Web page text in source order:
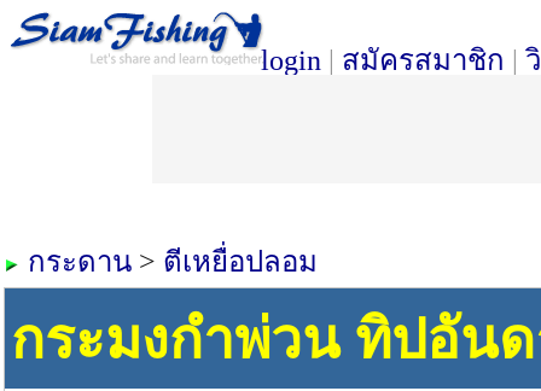
login | สมัครสมาชิก |
กระดาน > ตีเหยื่อปลอม
กระมงกำพ่วน ทิปอัน